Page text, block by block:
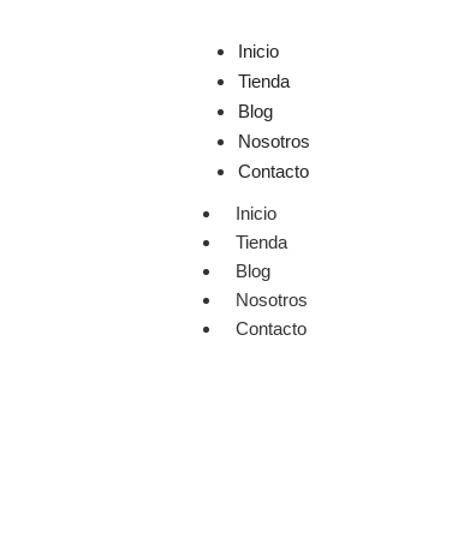
Inicio
Tienda
Blog
Nosotros
Contacto
Inicio
Tienda
Blog
Nosotros
Contacto